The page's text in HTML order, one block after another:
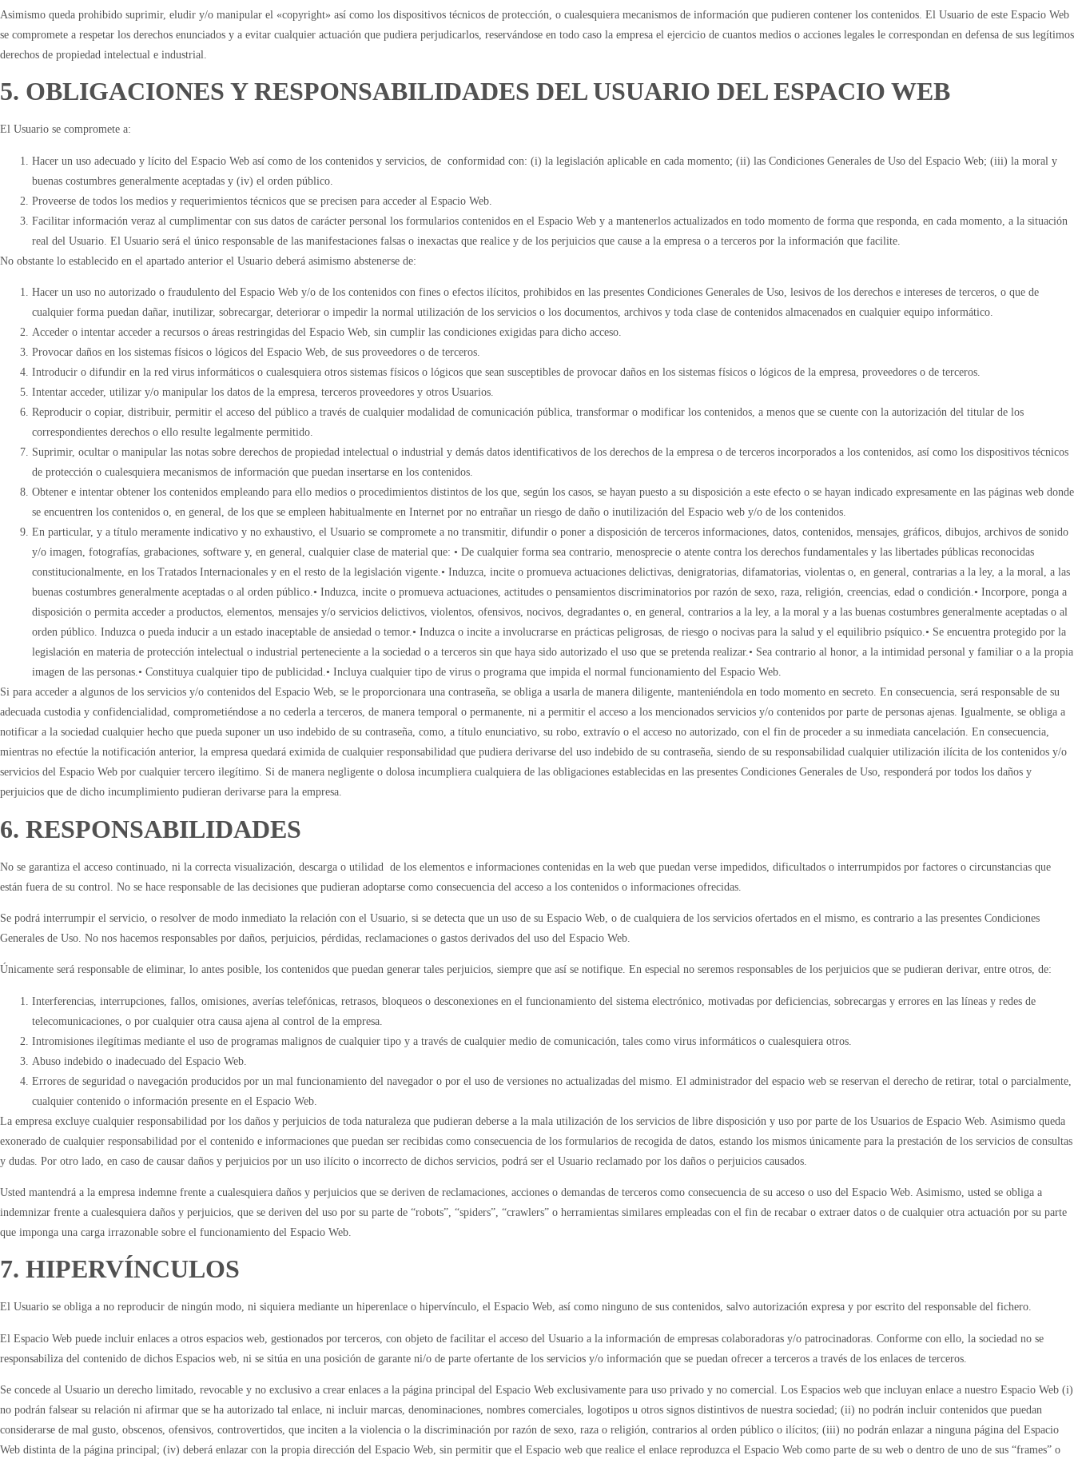
Asimismo queda prohibido suprimir, eludir y/o manipular el «copyright» así como los dispositivos técnicos de protección, o cualesquiera mecanismos de información que pudieren contener los contenidos. El Usuario de este Espacio Web
se compromete a respetar los derechos enunciados y a evitar cualquier actuación que pudiera perjudicarlos, reservándose en todo caso la empresa el ejercicio de cuantos medios o acciones legales le correspondan en defensa de sus legítimos
derechos de propiedad intelectual e industrial.
5. OBLIGACIONES Y RESPONSABILIDADES DEL USUARIO DEL ESPACIO WEB
El Usuario se compromete a:
Hacer un uso adecuado y lícito del Espacio Web así como de los contenidos y servicios, de conformidad con: (i) la legislación aplicable en cada momento; (ii) las Condiciones Generales de Uso del Espacio Web; (iii) la moral y
buenas costumbres generalmente aceptadas y (iv) el orden público.
Proveerse de todos los medios y requerimientos técnicos que se precisen para acceder al Espacio Web.
Facilitar información veraz al cumplimentar con sus datos de carácter personal los formularios contenidos en el Espacio Web y a mantenerlos actualizados en todo momento de forma que responda, en cada momento, a la situación
real del Usuario. El Usuario será el único responsable de las manifestaciones falsas o inexactas que realice y de los perjuicios que cause a la empresa o a terceros por la información que facilite.
No obstante lo establecido en el apartado anterior el Usuario deberá asimismo abstenerse de:
Hacer un uso no autorizado o fraudulento del Espacio Web y/o de los contenidos con fines o efectos ilícitos, prohibidos en las presentes Condiciones Generales de Uso, lesivos de los derechos e intereses de terceros, o que de
cualquier forma puedan dañar, inutilizar, sobrecargar, deteriorar o impedir la normal utilización de los servicios o los documentos, archivos y toda clase de contenidos almacenados en cualquier equipo informático.
Acceder o intentar acceder a recursos o áreas restringidas del Espacio Web, sin cumplir las condiciones exigidas para dicho acceso.
Provocar daños en los sistemas físicos o lógicos del Espacio Web, de sus proveedores o de terceros.
Introducir o difundir en la red virus informáticos o cualesquiera otros sistemas físicos o lógicos que sean susceptibles de provocar daños en los sistemas físicos o lógicos de la empresa, proveedores o de terceros.
Intentar acceder, utilizar y/o manipular los datos de la empresa, terceros proveedores y otros Usuarios.
Reproducir o copiar, distribuir, permitir el acceso del público a través de cualquier modalidad de comunicación pública, transformar o modificar los contenidos, a menos que se cuente con la autorización del titular de los
correspondientes derechos o ello resulte legalmente permitido.
Suprimir, ocultar o manipular las notas sobre derechos de propiedad intelectual o industrial y demás datos identificativos de los derechos de la empresa o de terceros incorporados a los contenidos, así como los dispositivos técnicos
de protección o cualesquiera mecanismos de información que puedan insertarse en los contenidos.
Obtener e intentar obtener los contenidos empleando para ello medios o procedimientos distintos de los que, según los casos, se hayan puesto a su disposición a este efecto o se hayan indicado expresamente en las páginas web donde
se encuentren los contenidos o, en general, de los que se empleen habitualmente en Internet por no entrañar un riesgo de daño o inutilización del Espacio web y/o de los contenidos.
En particular, y a título meramente indicativo y no exhaustivo, el Usuario se compromete a no transmitir, difundir o poner a disposición de terceros informaciones, datos, contenidos, mensajes, gráficos, dibujos, archivos de sonido
y/o imagen, fotografías, grabaciones, software y, en general, cualquier clase de material que: • De cualquier forma sea contrario, menosprecie o atente contra los derechos fundamentales y las libertades públicas reconocidas
constitucionalmente, en los Tratados Internacionales y en el resto de la legislación vigente.• Induzca, incite o promueva actuaciones delictivas, denigratorias, difamatorias, violentas o, en general, contrarias a la ley, a la moral, a las
buenas costumbres generalmente aceptadas o al orden público.• Induzca, incite o promueva actuaciones, actitudes o pensamientos discriminatorios por razón de sexo, raza, religión, creencias, edad o condición.• Incorpore, ponga a
disposición o permita acceder a productos, elementos, mensajes y/o servicios delictivos, violentos, ofensivos, nocivos, degradantes o, en general, contrarios a la ley, a la moral y a las buenas costumbres generalmente aceptadas o al
orden público. Induzca o pueda inducir a un estado inaceptable de ansiedad o temor.• Induzca o incite a involucrarse en prácticas peligrosas, de riesgo o nocivas para la salud y el equilibrio psíquico.• Se encuentra protegido por la
legislación en materia de protección intelectual o industrial perteneciente a la sociedad o a terceros sin que haya sido autorizado el uso que se pretenda realizar.• Sea contrario al honor, a la intimidad personal y familiar o a la propia
imagen de las personas.• Constituya cualquier tipo de publicidad.• Incluya cualquier tipo de virus o programa que impida el normal funcionamiento del Espacio Web.
Si para acceder a algunos de los servicios y/o contenidos del Espacio Web, se le proporcionara una contraseña, se obliga a usarla de manera diligente, manteniéndola en todo momento en secreto. En consecuencia, será responsable de su
adecuada custodia y confidencialidad, comprometiéndose a no cederla a terceros, de manera temporal o permanente, ni a permitir el acceso a los mencionados servicios y/o contenidos por parte de personas ajenas. Igualmente, se obliga a
notificar a la sociedad cualquier hecho que pueda suponer un uso indebido de su contraseña, como, a título enunciativo, su robo, extravío o el acceso no autorizado, con el fin de proceder a su inmediata cancelación. En consecuencia,
mientras no efectúe la notificación anterior, la empresa quedará eximida de cualquier responsabilidad que pudiera derivarse del uso indebido de su contraseña, siendo de su responsabilidad cualquier utilización ilícita de los contenidos y/o
servicios del Espacio Web por cualquier tercero ilegítimo. Si de manera negligente o dolosa incumpliera cualquiera de las obligaciones establecidas en las presentes Condiciones Generales de Uso, responderá por todos los daños y
perjuicios que de dicho incumplimiento pudieran derivarse para la empresa.
6. RESPONSABILIDADES
No se garantiza el acceso continuado, ni la correcta visualización, descarga o utilidad de los elementos e informaciones contenidas en la web que puedan verse impedidos, dificultados o interrumpidos por factores o circunstancias que
están fuera de su control. No se hace responsable de las decisiones que pudieran adoptarse como consecuencia del acceso a los contenidos o informaciones ofrecidas.
Se podrá interrumpir el servicio, o resolver de modo inmediato la relación con el Usuario, si se detecta que un uso de su Espacio Web, o de cualquiera de los servicios ofertados en el mismo, es contrario a las presentes Condiciones
Generales de Uso. No nos hacemos responsables por daños, perjuicios, pérdidas, reclamaciones o gastos derivados del uso del Espacio Web.
Únicamente será responsable de eliminar, lo antes posible, los contenidos que puedan generar tales perjuicios, siempre que así se notifique. En especial no seremos responsables de los perjuicios que se pudieran derivar, entre otros, de:
Interferencias, interrupciones, fallos, omisiones, averías telefónicas, retrasos, bloqueos o desconexiones en el funcionamiento del sistema electrónico, motivadas por deficiencias, sobrecargas y errores en las líneas y redes de
telecomunicaciones, o por cualquier otra causa ajena al control de la empresa.
Intromisiones ilegítimas mediante el uso de programas malignos de cualquier tipo y a través de cualquier medio de comunicación, tales como virus informáticos o cualesquiera otros.
Abuso indebido o inadecuado del Espacio Web.
Errores de seguridad o navegación producidos por un mal funcionamiento del navegador o por el uso de versiones no actualizadas del mismo. El administrador del espacio web se reservan el derecho de retirar, total o parcialmente,
cualquier contenido o información presente en el Espacio Web.
La empresa excluye cualquier responsabilidad por los daños y perjuicios de toda naturaleza que pudieran deberse a la mala utilización de los servicios de libre disposición y uso por parte de los Usuarios de Espacio Web. Asimismo queda
exonerado de cualquier responsabilidad por el contenido e informaciones que puedan ser recibidas como consecuencia de los formularios de recogida de datos, estando los mismos únicamente para la prestación de los servicios de consultas
y dudas. Por otro lado, en caso de causar daños y perjuicios por un uso ilícito o incorrecto de dichos servicios, podrá ser el Usuario reclamado por los daños o perjuicios causados.
Usted mantendrá a la empresa indemne frente a cualesquiera daños y perjuicios que se deriven de reclamaciones, acciones o demandas de terceros como consecuencia de su acceso o uso del Espacio Web. Asimismo, usted se obliga a
indemnizar frente a cualesquiera daños y perjuicios, que se deriven del uso por su parte de “robots”, “spiders”, “crawlers” o herramientas similares empleadas con el fin de recabar o extraer datos o de cualquier otra actuación por su parte
que imponga una carga irrazonable sobre el funcionamiento del Espacio Web.
7. HIPERVÍNCULOS
El Usuario se obliga a no reproducir de ningún modo, ni siquiera mediante un hiperenlace o hipervínculo, el Espacio Web, así como ninguno de sus contenidos, salvo autorización expresa y por escrito del responsable del fichero.
El Espacio Web puede incluir enlaces a otros espacios web, gestionados por terceros, con objeto de facilitar el acceso del Usuario a la información de empresas colaboradoras y/o patrocinadoras. Conforme con ello, la sociedad no se
responsabiliza del contenido de dichos Espacios web, ni se sitúa en una posición de garante ni/o de parte ofertante de los servicios y/o información que se puedan ofrecer a terceros a través de los enlaces de terceros.
Se concede al Usuario un derecho limitado, revocable y no exclusivo a crear enlaces a la página principal del Espacio Web exclusivamente para uso privado y no comercial. Los Espacios web que incluyan enlace a nuestro Espacio Web (i)
no podrán falsear su relación ni afirmar que se ha autorizado tal enlace, ni incluir marcas, denominaciones, nombres comerciales, logotipos u otros signos distintivos de nuestra sociedad; (ii) no podrán incluir contenidos que puedan
considerarse de mal gusto, obscenos, ofensivos, controvertidos, que inciten a la violencia o la discriminación por razón de sexo, raza o religión, contrarios al orden público o ilícitos; (iii) no podrán enlazar a ninguna página del Espacio
Web distinta de la página principal; (iv) deberá enlazar con la propia dirección del Espacio Web, sin permitir que el Espacio web que realice el enlace reproduzca el Espacio Web como parte de su web o dentro de uno de sus “frames” o